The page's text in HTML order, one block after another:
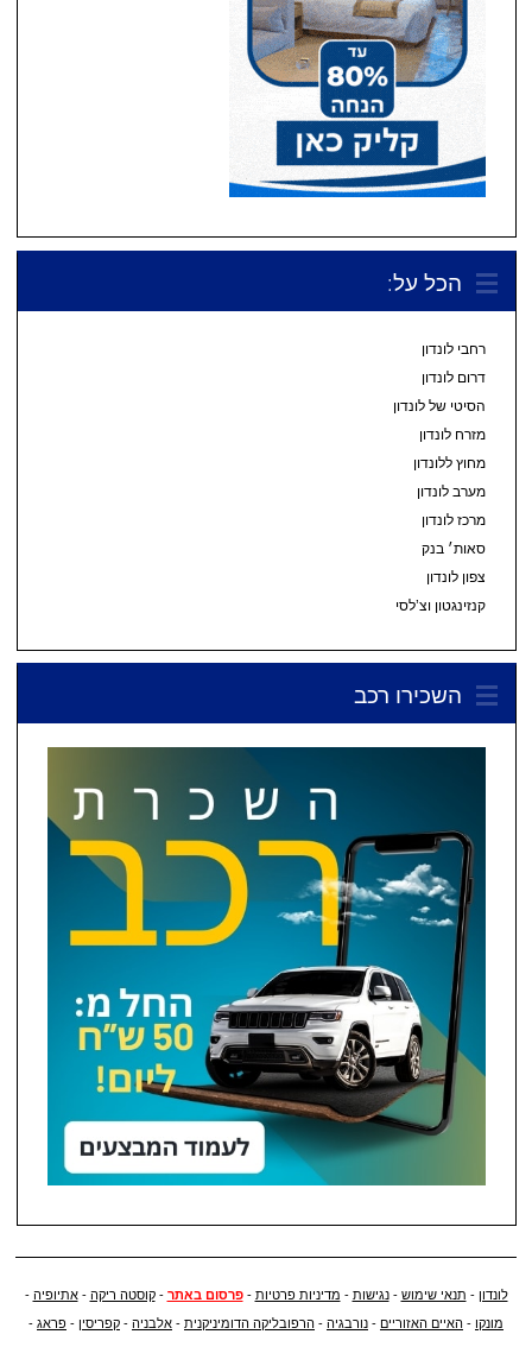
הכל על:
רחבי לונדון
דרום לונדון
הסיטי של לונדון
מזרח לונדון
מחוץ ללונדון
מערב לונדון
מרכז לונדון
סאות׳ בנק
צפון לונדון
קנזינגטון וצ’לסי
השכירו רכב
לונדון - תנאי שימוש -נגישות - מדיניות פרטיות -פרסום באתר -קוסטה ריקה -אתיופיה -
מונקו - האיים האזוריים - נורבגיה - הרפובליקה הדומיניקנית - אלבניה - קפריסין - פראג -